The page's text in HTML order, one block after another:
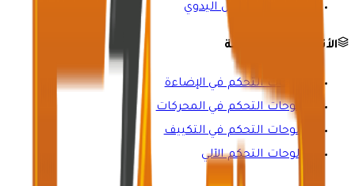
مفاتيح التحويل اليدوي
الأنظمة المتخصصة
لوحات التحكم في الإضاءة
لوحات التحكم في المحركات
لوحات التحكم في التكييف
لوحات التحكم الآلي